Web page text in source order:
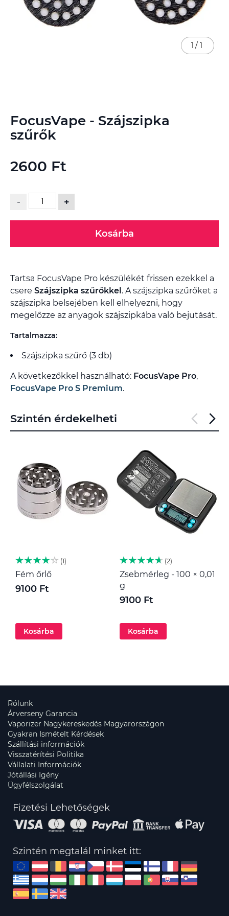
FocusVape - Szájszipka
szűrők
2600 Ft
- +
Kosárba
Tartsa FocusVape Pro készülékét frissen ezekkel a
csere Szájszipka szűrőkkel. A szájszipka szűrőket a
szájszipka belsejében kell elhelyezni, hogy
megelőzze az anyagok szájszipkába való bejutását.
Tartalmazza:
Szájszipka szűrő (3 db)
A következőkkel használható: FocusVape Pro,
FocusVape Pro S Premium.
1 / 1
a
képgaléria
elejére
Szintén érdekelheti
1
Fém őrlő
9100 Ft
Kosárba
2
Zsebmérleg - 100 × 0,01
g
9100 Ft
Kosárba
Rólunk
Árverseny Garancia
Vaporizer Nagykereskedés Magyarországon
Gyakran Ismételt Kérdések
Szállítási információk
Visszatérítési Politika
Vállalati Információk
Jótállási Igény
Ügyfélszolgálat
Fizetési Lehetőségek
Szintén megtalál minket itt: